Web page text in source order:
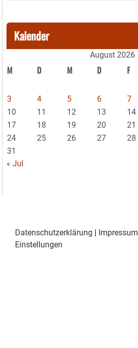
Kalender
August 2026
M D M D F
3
4 5 6 7
10
11 12 13 14
17
18 19 20 21
24
25 26 27 28
31
« Jul
Datenschutzerklärung | Impressum
Einstellungen